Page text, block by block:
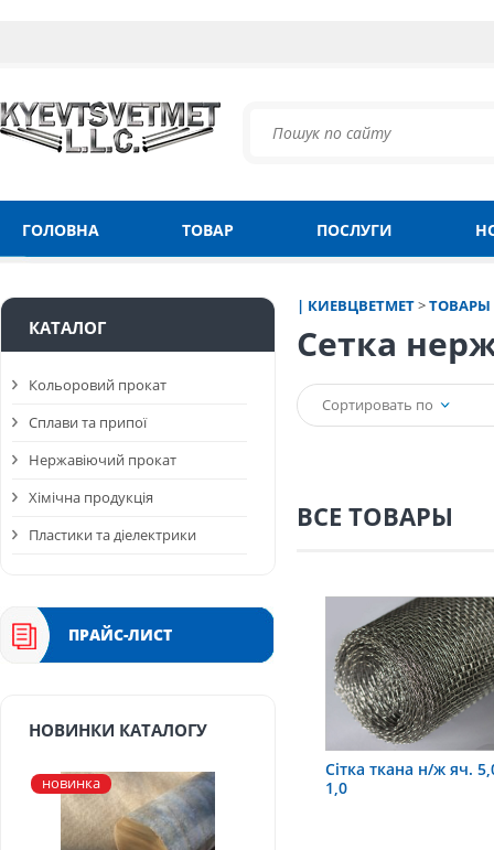
ГОЛОВНА ТОВАР ПОСЛУГИ
| КИЕВЦВЕТМЕТ>ТОВАРЫ
Сетка
Сортировать по
ВСЕ ТОВАРЫ
Сітка ткана н/ж яч.
1,0
КАТАЛОГ
Кольоровий прокат
Сплави та припої
Нержавіючий прокат
Хімічна продукція
Пластики та діелектрики
ПРАЙС-ЛИСТ
НОВИНКИ КАТАЛОГУ
новинка